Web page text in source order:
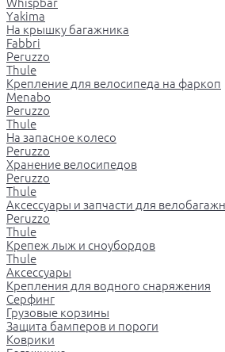
Yakima
На крышку багажника
Fabbri
Peruzzo
Thule
Крепление для велосипеда на фаркоп
Menabo
Peruzzo
Thule
На запасное колесо
Peruzzo
Хранение велосипедов
Peruzzo
Thule
Аксессуары и запчасти для
Peruzzo
Thule
Крепеж лыж и сноубордов
Thule
Аксессуары
Крепления для водного снаряжения
Серфинг
Грузовые корзины
Защита бамперов и пороги
Коврики